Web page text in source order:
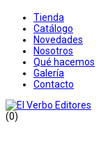
Tienda
Catálogo
Novedades
Nosotros
Qué hacemos
Galería
Contacto
(0)